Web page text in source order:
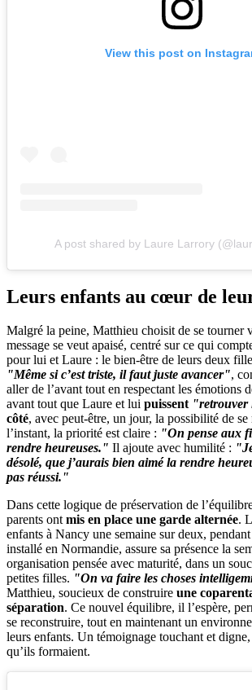
View this post on
A post shared by Laure Larrory
Leurs enfants au cœur de
Malgré la peine, Matthieu choisit de se tourner
message se veut apaisé, centré sur ce qui
pour lui et Laure : le bien-être de leurs deux
"Même si c’est triste, il faut juste avancer",
aller de l’avant tout en respectant les émotions
avant tout que Laure et lui puissent "retrouver
côté, avec peut-être, un jour, la possibilité de
l’instant, la priorité est claire : "On pense aux
rendre heureuses." Il ajoute avec humilité :
désolé, que j’aurais bien aimé la rendre
pas réussi."
Dans cette logique de préservation de
parents ontmis en place une garde alternée.
enfants à Nancy une semaine sur deux,
installé en Normandie, assure sa présence la
organisation pensée avec maturité, dans un
petites filles. "On va faire les choses
Matthieu, soucieux de construire une
séparation. Ce nouvel équilibre, il l’espère,
se reconstruire, tout en maintenant un
leurs enfants. Un témoignage touchant et
qu’ils formaient.